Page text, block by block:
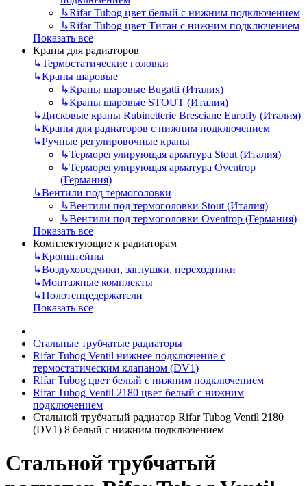
↳Rifar Tubog цвет белый с нижним подключением
↳Rifar Tubog цвет Титан с нижним подключением
Показать все
Краны для радиаторов
↳Термостатические головки
↳Краны шаровые
↳Краны шаровые Bugatti (Италия)
↳Краны шаровые STOUT (Италия)
↳Дисковые краны Rubinetterie Bresciane Eurofly (Италия)
↳Краны для радиаторов с нижним подключением
↳Ручные регулировочные краны
↳Терморегулирующая арматура Stout (Италия)
↳Терморегулирующая арматура Oventrop
(Германия)
↳Вентили под термоголовки
↳Вентили под термоголовки Stout (Италия)
↳Вентили под термоголовки Oventrop (Германия)
Показать все
Комплектующие к радиаторам
↳Кронштейны
↳Воздуховодчики, заглушки, переходники
↳Монтажные комплекты
↳Полотенцедержатели
Показать все
Стальные трубчатые радиаторы
Rifar Tubog Ventil нижнее подключение с
термостатическим клапаном (DV1)
Rifar Tubog цвет белый с нижним подключением
Rifar Tubog Ventil 2180 цвет белый с нижним
подключением
Стальной трубчатый радиатор Rifar Tubog Ventil 2180
(DV1) 8 белый с нижним подключением
Стальной трубчатый